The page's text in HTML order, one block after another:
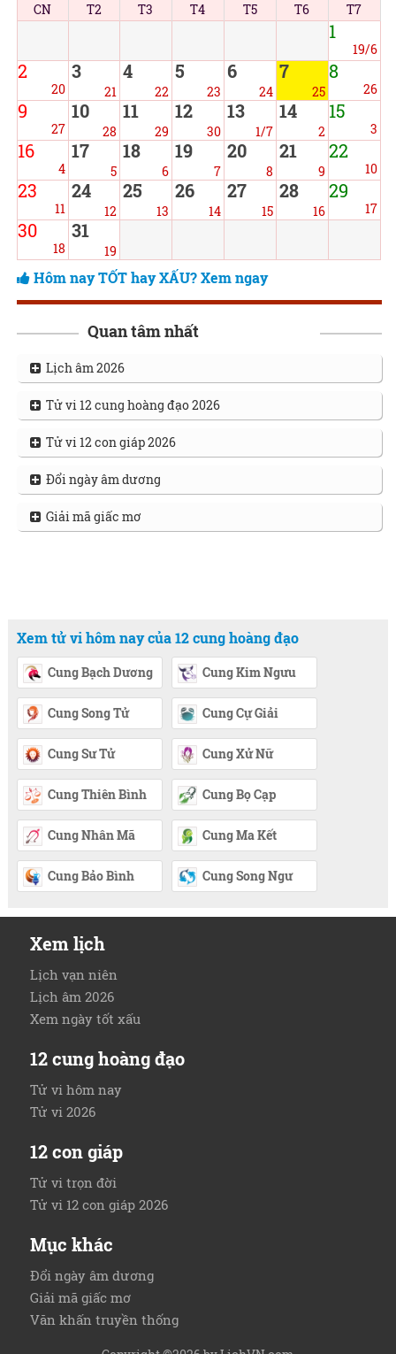
CN T2 T3 T4 T5 T6 T7
1
19/6
2
20
3
21
4
22
5
23
6
24
7
25
8
26
9
27
10
28
11
29
12
30
13
1/7
14
2
15
3
16
4
17
5
18
6
19
7
20
8
21
9
22
10
23
11
24
12
25
13
26
14
27
15
28
16
29
17
30
18
31
19
Hôm nay TỐT hay XẤU? Xem ngay
Quan tâm nhất
Lịch âm 2026
Tử vi 12 cung hoàng đạo 2026
Tử vi 12 con giáp 2026
Đổi ngày âm dương
Giải mã giấc mơ
Xem tử vi hôm nay của 12 cung hoàng đạo
Cung Bạch Dương Cung Kim Ngưu
Cung Song Tử Cung Cự Giải
Cung Sư Tử Cung Xử Nữ
Cung Thiên Bình Cung Bọ Cạp
Cung Nhân Mã Cung Ma Kết
Cung Bảo Bình Cung Song Ngư
Xem lịch
Lịch vạn niên
Lịch âm 2026
Xem ngày tốt xấu
12 cung hoàng đạo
Tử vi hôm nay
Tử vi 2026
12 con giáp
Tử vi trọn đời
Tử vi 12 con giáp 2026
Mục khác
Đổi ngày âm dương
Giải mã giấc mơ
Văn khấn truyền thống